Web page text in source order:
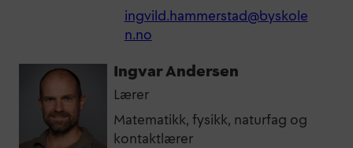
ingvild.hammerstad@byskole
n.no
Ingvar Andersen
Lærer
Matematikk, fysikk, naturfag og
kontaktlærer